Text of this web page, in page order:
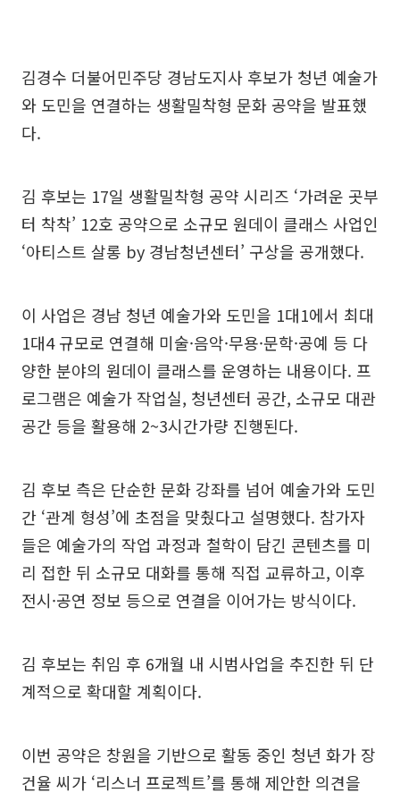
김경수 더불어민주당 경남도지사 후보가 청년 예술가
와 도민을 연결하는 생활밀착형 문화 공약을 발표했
다.
김 후보는 17일 생활밀착형 공약 시리즈 ‘가려운 곳부
터 착착’ 12호 공약으로 소규모 원데이 클래스 사업인
‘아티스트 살롱 by 경남청년센터’ 구상을 공개했다.
이 사업은 경남 청년 예술가와 도민을 1대1에서 최대
1대4 규모로 연결해 미술·음악·무용·문학·공예 등 다
양한 분야의 원데이 클래스를 운영하는 내용이다. 프
로그램은 예술가 작업실, 청년센터 공간, 소규모 대관
공간 등을 활용해 2~3시간가량 진행된다.
김 후보 측은 단순한 문화 강좌를 넘어 예술가와 도민
간 ‘관계 형성’에 초점을 맞췄다고 설명했다. 참가자
들은 예술가의 작업 과정과 철학이 담긴 콘텐츠를 미
리 접한 뒤 소규모 대화를 통해 직접 교류하고, 이후
전시·공연 정보 등으로 연결을 이어가는 방식이다.
김 후보는 취임 후 6개월 내 시범사업을 추진한 뒤 단
계적으로 확대할 계획이다.
이번 공약은 창원을 기반으로 활동 중인 청년 화가 장
건율 씨가 ‘리스너 프로젝트’를 통해 제안한 의견을